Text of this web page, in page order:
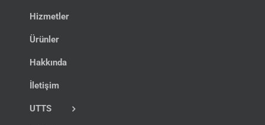
Hizmetler
Ürünler
Hakkında
İletişim
UTTS